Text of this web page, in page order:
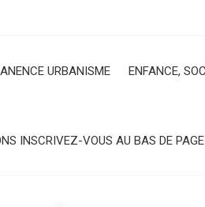
URBANISME ENFANCE,
INSCRIVEZ-VOUS AU BAS DE PAGE